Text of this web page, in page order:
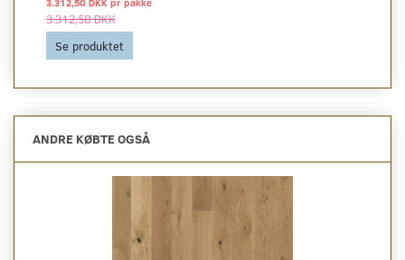
3.312,50 DKK
Se produktet
ANDRE KØBTE OGSÅ